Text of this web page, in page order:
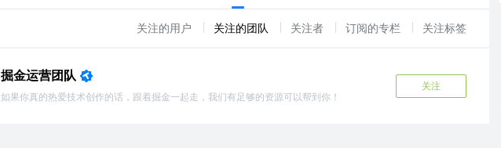
关注的用户 关注的团队 关注者 订阅的专栏 关注标签
掘金运营团队
如果你真的热爱技术创作的话，跟着掘金一起走，我们有足够的资源可以帮到你！
关注